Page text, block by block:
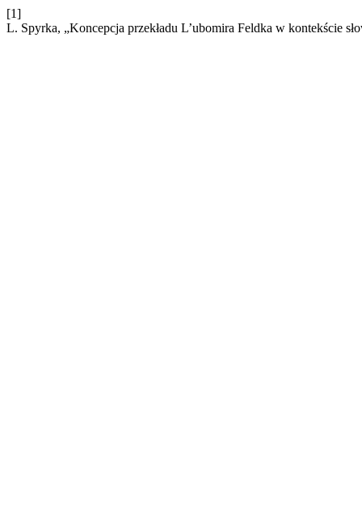
[1]
L. Spyrka, „Koncepcja przekładu L’ubomira Feldka w kontekście